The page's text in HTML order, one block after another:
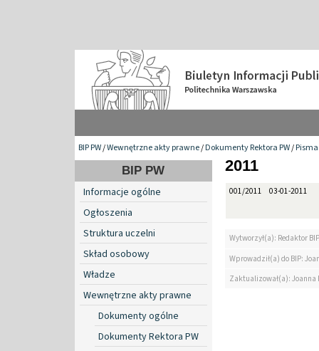
BIP PW/Wewnętrzne akty prawne/Dokumenty Rektora PW/
BIP PW
Informacje ogólne
Ogłoszenia
Struktura uczelni
Skład osobowy
Władze
Wewnętrzne akty prawne
Dokumenty ogólne
Dokumenty Rektora PW
2011
001/2011 03-01-2011
Wytworzył(a): Redaktor BIP
Wprowadził(a) do BIP:
Zaktualizował(a):